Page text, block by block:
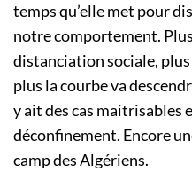
temps qu’elle met pour
notre comportement.
distanciation sociale,
plus la courbe va
y ait des cas maitrisables
déconfinement. Encore
camp des Algériens.